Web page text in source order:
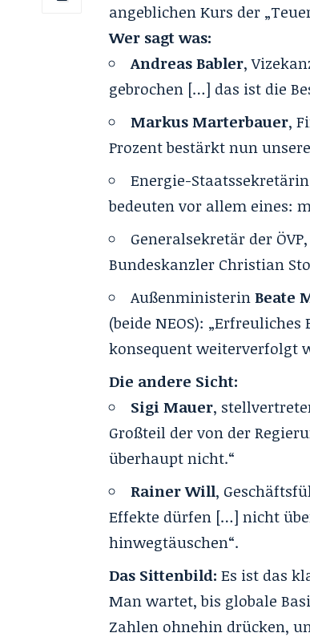
angeblichen Kurs der
Wer sagt was:
Andreas Babler,
gebrochen […] das ist die
Markus Marterbauer,
Prozent bestärkt nun
Energie-
bedeuten vor allem eines:
Generalsekretär der ÖVP,
Bundeskanzler Christian
AußenministerinBeate
(beide NEOS):
konsequent weiterverfolgt
Die andere Sicht:
Sigi Mauer,
Großteil der von der
überhaupt nicht.“
Rainer Will,
Effekte dürfen […] nicht
hinwegtäuschen“.
Das Sittenbild: Es ist das
Man wartet, bis globale
Zahlen ohnehin drücken,